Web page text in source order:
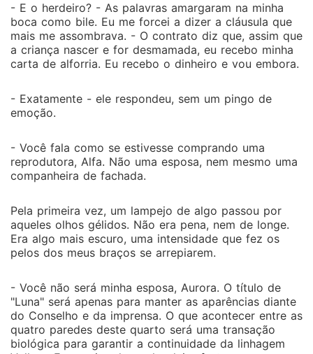
- E o herdeiro? - As palavras amargaram na minha
boca como bile. Eu me forcei a dizer a cláusula que
mais me assombrava. - O contrato diz que, assim que
a criança nascer e for desmamada, eu recebo minha
carta de alforria. Eu recebo o dinheiro e vou embora.
- Exatamente - ele respondeu, sem um pingo de
emoção.
- Você fala como se estivesse comprando uma
reprodutora, Alfa. Não uma esposa, nem mesmo uma
companheira de fachada.
Pela primeira vez, um lampejo de algo passou por
aqueles olhos gélidos. Não era pena, nem de longe.
Era algo mais escuro, uma intensidade que fez os
pelos dos meus braços se arrepiarem.
- Você não será minha esposa, Aurora. O título de
"Luna" será apenas para manter as aparências diante
do Conselho e da imprensa. O que acontecer entre as
quatro paredes deste quarto será uma transação
biológica para garantir a continuidade da linhagem